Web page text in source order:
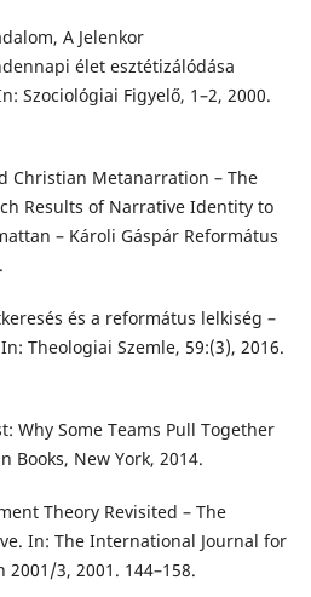
A Jelenkor
élet esztétizálódása
Szociológiai Figyelő, 1–2, 2000.
Christian Metanarration – The
Results of Narrative Identity to
– Károli Gáspár Református
és a református lelkiség –
Theologiai Szemle, 59:(3), 2016.
Why Some Teams Pull Together
Books, New York, 2014.
Theory Revisited – The
In: The International Journal for
3, 2001. 144–158.